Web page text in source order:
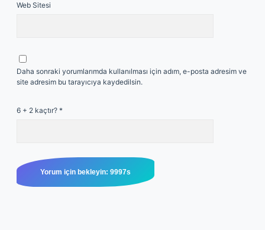
Web Sitesi
Daha sonraki yorumlarımda kullanılması için adım, e-posta adresim ve
site adresim bu tarayıcıya kaydedilsin.
6 + 2 kaçtır? *